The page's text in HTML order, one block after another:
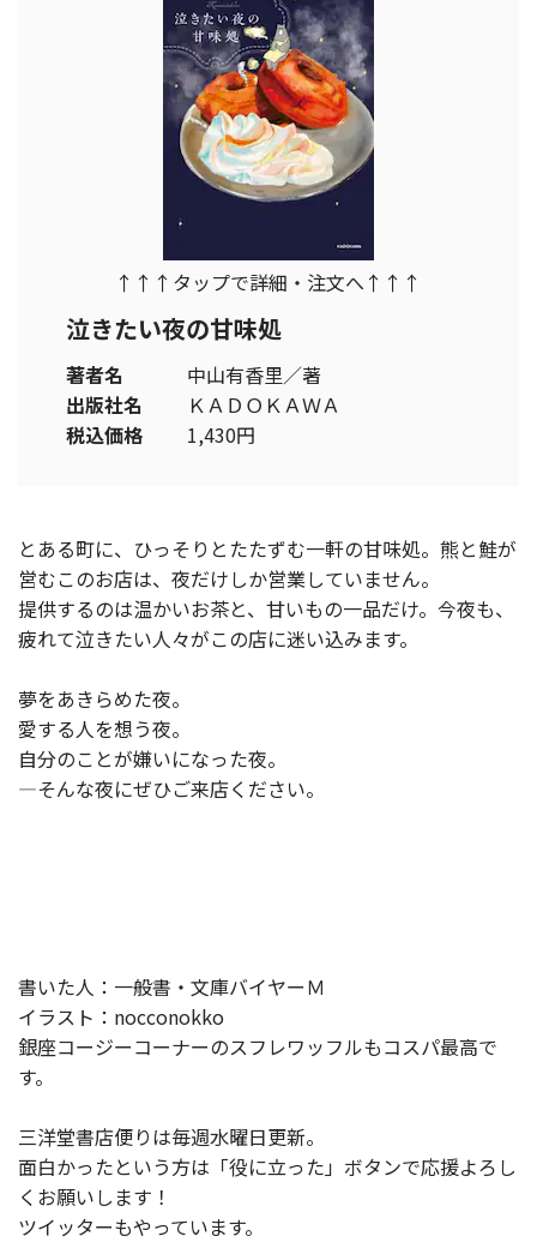
↑↑↑タップで詳細・注文へ↑↑↑
泣きたい夜の甘味処
著者名
中山有香里／著
出版社名
ＫＡＤＯＫＡＷＡ
税込価格
1,430円
とある町に、ひっそりとたたずむ一軒の甘味処。熊と鮭が
営むこのお店は、夜だけしか営業していません。
提供するのは温かいお茶と、甘いもの一品だけ。今夜も、
疲れて泣きたい人々がこの店に迷い込みます。
夢をあきらめた夜。
愛する人を想う夜。
自分のことが嫌いになった夜。
―そんな夜にぜひご来店ください。
書いた人：一般書・文庫バイヤーＭ
イラスト：nocconokko
銀座コージーコーナーのスフレワッフルもコスパ最高で
す。
三洋堂書店便りは毎週水曜日更新。
面白かったという方は「役に立った」ボタンで応援よろし
くお願いします！
ツイッターもやっています。